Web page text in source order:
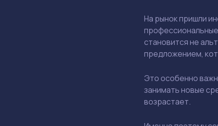
На рынок пришли
становится не
предложением,
Это особенно
занимать новые
возрастает.